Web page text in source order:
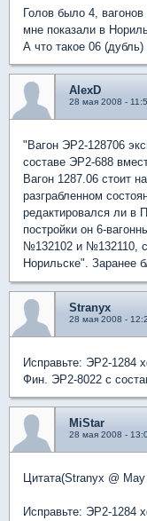
Голов было 4,
мне показали в
А что такое 06 (дубль)
AlexD
28 мая 2008 -
"Вагон ЭР2-128706
составе ЭР2-688
Вагон 1287.06 стоит
разграбленном
редактировался ли в
постройки он 6-
№132102 и №132110,
Норильске". Заранее
Stranyx
28 мая 2008 -
Исправьте: ЭР2-1284
Фин. ЭР2-8022 с
MiStar
28 мая 2008 -
Цитата(Stranyx @
Исправьте: ЭР2-1284